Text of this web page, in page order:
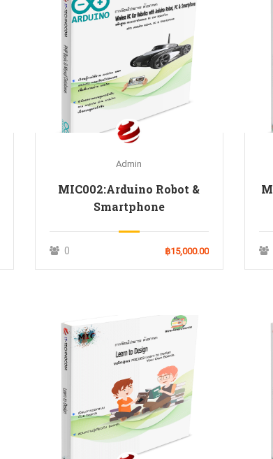
Admin
MIC002:Arduino Robot &
Smartphone
0 ฿15,000.00